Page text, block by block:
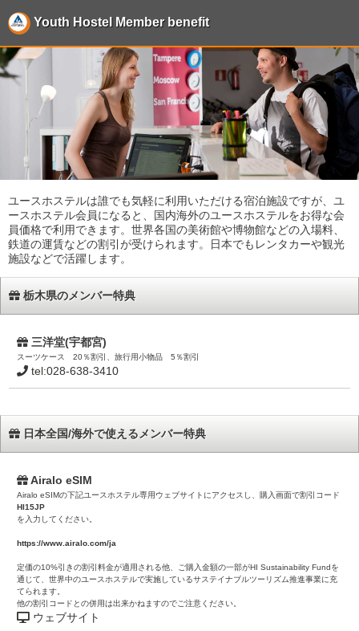
Youth Hostel Member benefit
ユースホステルは誰でも気軽に利用いただける宿泊施設ですが、ユ
ースホステル会員になると、国内海外のユースホステルをお得な会
員価格で利用できます。世界各国の美術館や博物館などの入場料、
鉄道の運賃などの割引が受けられます。日本でもレンタカーや観光
施設などで活躍します。
栃木県のメンバー特典
三洋堂(宇都宮)
スーツケース 20％割引、旅行用小物品 5％割引
tel:028-638-3410
日本全国/海外で使えるメンバー特典
Airalo eSIM
Airalo eSIMの下記ユースホステル専用ウェブサイトにアクセスし、購入画面で割引コード
HI15JP
を入力してください。
https://www.airalo.com/ja
定価の10%引きの割引料金が適用される他、ご購入金額の一部がHI Sustainability Fundを
通じて、世界中のユースホステルで実施しているサステイナブルツーリズム推進事業に充
てられます。
他の割引コードとの併用は出来かねますのでご注意ください。
ウェブサイト